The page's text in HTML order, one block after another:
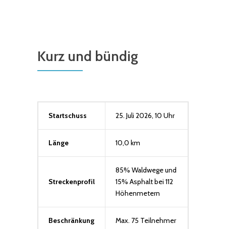
Kurz und bündig
Startschuss 25. Juli 2026, 10 Uhr
Länge 10,0 km
Streckenprofil
85% Waldwege und
15% Asphalt bei 112
Höhenmetern
Beschränkung Max. 75 Teilnehmer